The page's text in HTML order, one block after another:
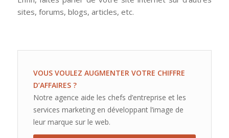
sites, forums, blogs, articles, etc.
VOUS VOULEZ AUGMENTER VOTRE CHIFFRE
D’AFFAIRES ?
Notre agence aide les chefs d’entreprise et les
services marketing en développant l’image de
leur marque sur le web.